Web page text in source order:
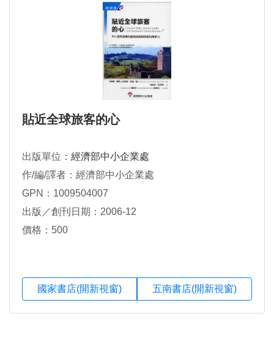
貼近全球旅客的心
出版單位： 經濟部中小企業處
作/編/譯者：經濟部中小企業處
GPN：1009504007
出版／創刊日期：2006-12
價格：500
國家書店(開新視窗) 五南書店(開新視窗)